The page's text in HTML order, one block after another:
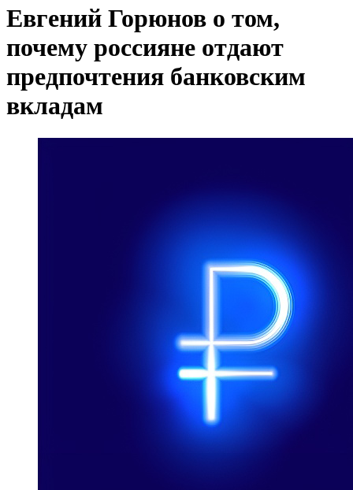
Евгений Горюнов о том,
почему россияне отдают
предпочтения банковским
вкладам